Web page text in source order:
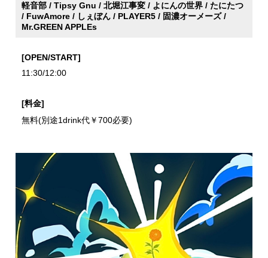
軽音部 / Tipsy Gnu / 北堀江事変 / よにんの世界 / たにたつ
/ FuwAmore / しぇぼん / PLAYER5 / 固濃オーメーズ /
Mr.GREEN APPLEs
[OPEN/START]
11:30/12:00
[料金]
無料(別途1drink代￥700必要)